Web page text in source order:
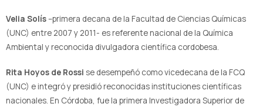
Velia Solís–primera decana de la Facultad de Ciencias Químicas
(UNC) entre 2007 y 2011- es referente nacional de la Química
Ambiental y reconocida divulgadora científica cordobesa.
Rita Hoyos de Rossi se desempeñó como vicedecana de la FCQ
(UNC) e integró y presidió reconocidas instituciones científicas
nacionales. En Córdoba, fue la primera Investigadora Superior de